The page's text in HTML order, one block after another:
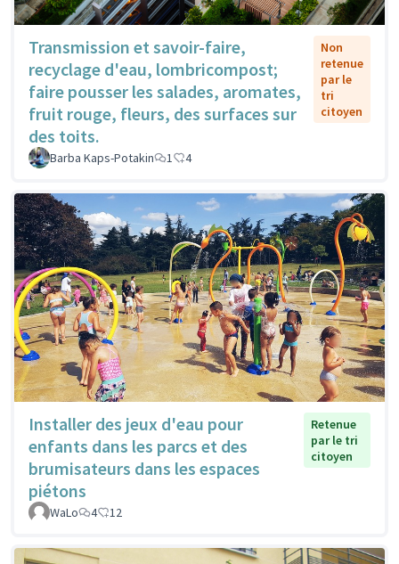
Transmission et savoir-faire,
recyclage d'eau, lombricompost;
faire pousser les salades, aromates,
fruit rouge, fleurs, des surfaces sur
des toits.
Non
retenue
par le
tri
citoyen
Barba Kaps-Potakin 1 4
Installer des jeux d'eau pour
enfants dans les parcs et des
brumisateurs dans les espaces
piétons
Retenue
par le tri
citoyen
WaLo 4 12